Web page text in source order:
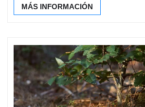
MÁS INFORMACIÓN